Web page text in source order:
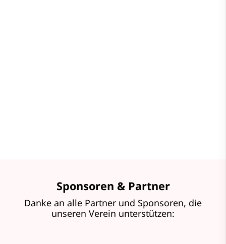
Sponsoren & Partner
Danke an alle Partner und Sponsoren, die
unseren Verein unterstützen: